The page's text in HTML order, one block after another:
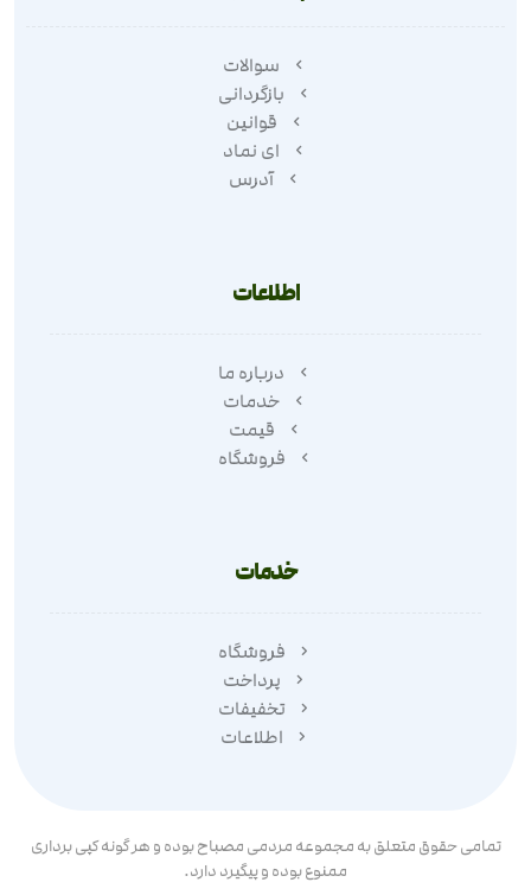
سوالات
بازگردانی
قوانین
ای نماد
آدرس
اطلاعات
درباره ما
خدمات
قیمت
فروشگاه
خدمات
فروشگاه
پرداخت
تخفیفات
اطلاعات
تمامی حقوق متعلق به مجموعه مردمی مصباح بوده و هر گونه کپی برداری
ممنوع بوده و پیگیرد دارد.